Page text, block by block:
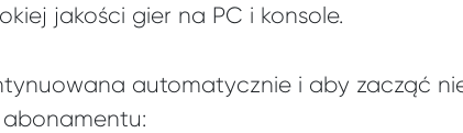
jakości gier na PC i konsole.
automatycznie i aby zacząć